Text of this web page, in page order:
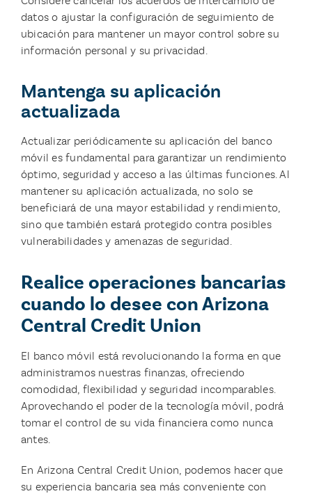
datos o ajustar la configuración de seguimiento de
ubicación para mantener un mayor control sobre su
información personal y su privacidad.
Mantenga su aplicación
actualizada
Actualizar periódicamente su aplicación del banco
móvil es fundamental para garantizar un rendimiento
óptimo, seguridad y acceso a las últimas funciones. Al
mantener su aplicación actualizada, no solo se
beneficiará de una mayor estabilidad y rendimiento,
sino que también estará protegido contra posibles
vulnerabilidades y amenazas de seguridad.
Realice operaciones bancarias
cuando lo desee con Arizona
Central Credit Union
El banco móvil está revolucionando la forma en que
administramos nuestras finanzas, ofreciendo
comodidad, flexibilidad y seguridad incomparables.
Aprovechando el poder de la tecnología móvil, podrá
tomar el control de su vida financiera como nunca
antes.
En Arizona Central Credit Union, podemos hacer que
su experiencia bancaria sea más conveniente con